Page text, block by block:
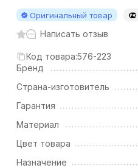
Оригинальный товар
Написать отзыв
Код товара:576-223
Бренд
Страна-изготовитель
Гарантия
Материал
Цвет товара
Назначение